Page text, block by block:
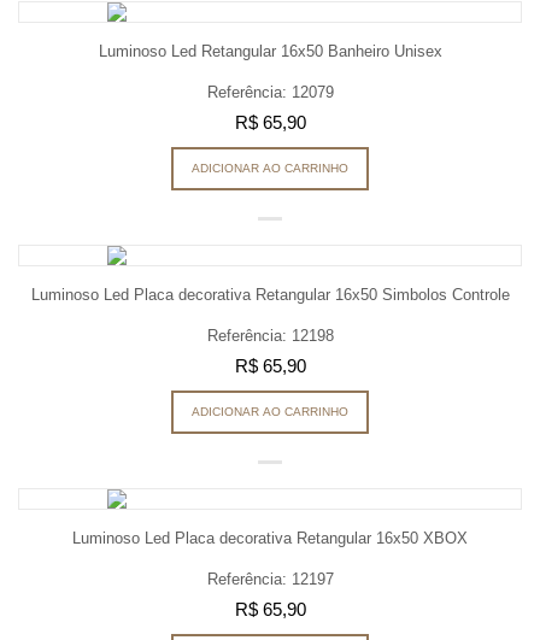
Luminoso Led Retangular 16x50 Banheiro Unisex
Referência: 12079
R$ 65,90
ADICIONAR AO CARRINHO
Luminoso Led Placa decorativa Retangular 16x50 Simbolos Controle
Referência: 12198
R$ 65,90
ADICIONAR AO CARRINHO
Luminoso Led Placa decorativa Retangular 16x50 XBOX
Referência: 12197
R$ 65,90